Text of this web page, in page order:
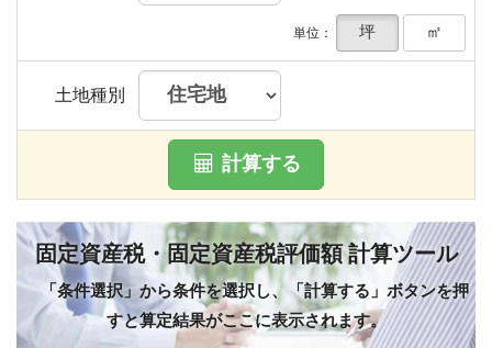
単位： 坪 ㎡
土地種別
計算する
固定資産税・固定資産税評価額 計算ツール
「条件選択」から条件を選択し、「計算する」ボタンを押
すと算定結果がここに表示されます。